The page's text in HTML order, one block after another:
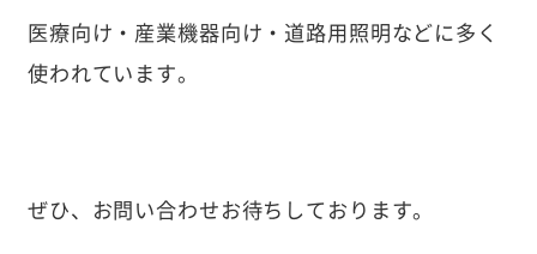
医療向け・産業機器向け・道路用照明などに多く
使われています。
ぜひ、お問い合わせお待ちしております。